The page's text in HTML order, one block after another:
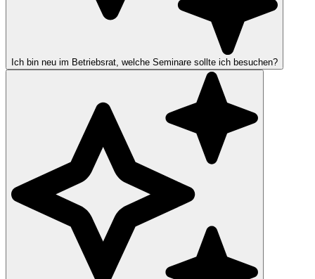
Ich bin neu im Betriebsrat, welche Seminare sollte ich besuchen?